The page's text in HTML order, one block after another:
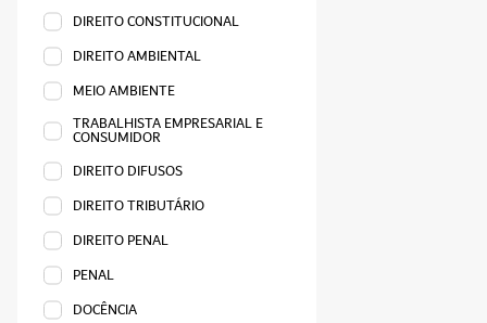
DIREITO CONSTITUCIONAL
DIREITO AMBIENTAL
MEIO AMBIENTE
TRABALHISTA EMPRESARIAL E
CONSUMIDOR
DIREITO DIFUSOS
DIREITO TRIBUTÁRIO
DIREITO PENAL
PENAL
DOCÊNCIA